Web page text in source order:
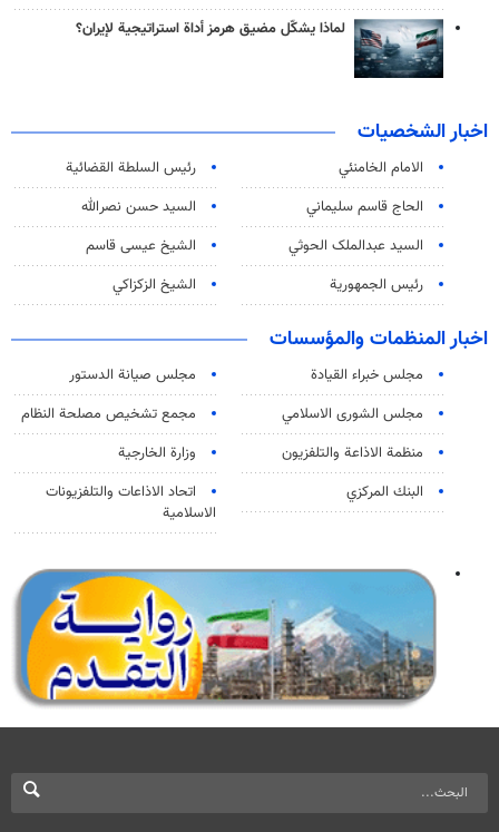
لماذا يشكّل مضيق هرمز أداة استراتيجية لإيران؟
اخبار الشخصيات
الامام الخامنئي
رئیس السلطة القضائیة
الحاج قاسم سليماني
السيد حسن نصرالله
السید عبدالملک الحوثي
الشيخ عيسى قاسم
رئيس الجمهورية
الشيخ الزكزاكي
اخبار المنظمات والمؤسسات
مجلس خبراء القيادة
مجلس صيانة الدستور
مجلس الشورى الاسلامي
مجمع تشخيص مصلحة النظام
منظمة الاذاعة والتلفزیون
وزارة الخارجية
البنك المركزي
اتحاد الاذاعات والتلفزيونات
الاسلامية